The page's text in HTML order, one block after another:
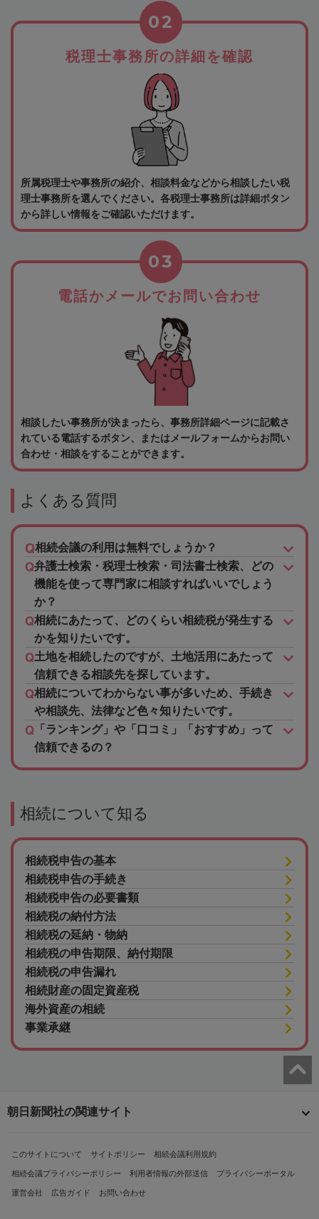
税理士事務所の詳細を確認
02
所属税理士や事務所の紹介、相談料金などから相談したい税
理士事務所を選んでください。各税理士事務所は詳細ボタン
から詳しい情報をご確認いただけます。
電話かメールでお問い合わせ
03
相談したい事務所が決まったら、事務所詳細ページに記載さ
れている電話するボタン、またはメールフォームからお問い
合わせ・相談をすることができます。
よくある質問
相続会議の利用は無料でしょうか？
弁護士検索・税理士検索・司法書士検索、どの
機能を使って専門家に相談すればいいでしょう
か？
相続にあたって、どのくらい相続税が発生する
かを知りたいです。
土地を相続したのですが、土地活用にあたって
信頼できる相談先を探しています。
相続についてわからない事が多いため、手続き
や相談先、法律など色々知りたいです。
「ランキング」や「口コミ」「おすすめ」って
信頼できるの？
相続について知る
相続税申告の基本
相続税申告の手続き
相続税申告の必要書類
相続税の納付方法
相続税の延納・物納
相続税の申告期限、納付期限
相続税の申告漏れ
相続財産の固定資産税
海外資産の相続
事業承継
朝日新聞社の関連サイト
このサイトについて サイトポリシー 相続会議利用規約
相続会議プライバシーポリシー 利用者情報の外部送信 プライバシーポータル
運営会社 広告ガイド お問い合わせ